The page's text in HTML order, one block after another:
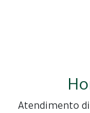
Atendimento